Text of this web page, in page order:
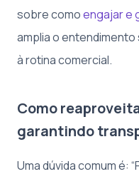
sobre comoengajar e
amplia o
à rotina comercial.
Como
garantindo
Uma dúvida comum é: